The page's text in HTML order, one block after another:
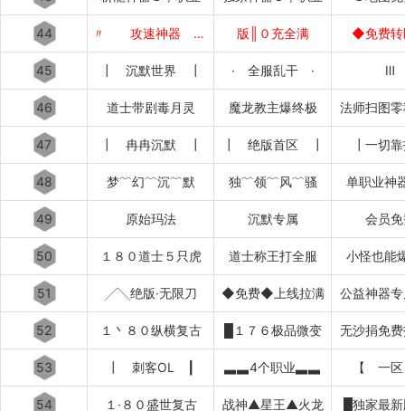
44 〃 攻速神器 〃 版║０充全满 ◆免费
45 ┃ 沉默世界 ┃ · 全服乱干 · Ⅲ
46 道士带剧毒月灵 魔龙教主爆终极 法师扫图
47 ┃ 冉冉沉默 ┃ ┃ 绝版首区 ┃ ┃一切
48 梦﹌幻﹌沉﹌默 独﹌领﹌风﹌骚 单职业神
49 原始玛法 沉默专属 会员
50 １８０道士５只虎 道士称王打全服 小怪也能
51 ╱╲绝版·无限刀 ◆免费◆上线拉满 公益神器
52 １丶８０纵横复古 █１７６极品微变 无沙捐免
53 ┃ 刺客OL ┃ ▃▃4个职业▃▃ 【 一
54 １·８０盛世复古 战神▲星王▲火龙 █独家最